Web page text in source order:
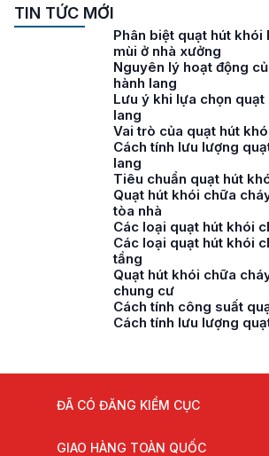
TIN TỨC MỚI
Phân biệt quạt hút khói
mùi ở nhà xưởng
Nguyên lý hoạt động
hành lang
Lưu ý khi lựa chọn quạt
lang
Vai trò của quạt hút
Cách tính lưu lượng
lang
Tiêu chuẩn quạt hút
Quạt hút khói chữa
tòa nhà
Các loại quạt hút khói
Các loại quạt hút khói
tầng
Quạt hút khói chữa
chung cư
Cách tính công suất
Cách tính lưu lượng
ĐÃ CÓ ĐĂNG KIỂM CỤC
GIAO HÀNG TOÀN QUỐC